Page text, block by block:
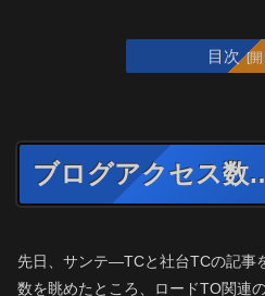
目次
ブログアクセス数
先日、サンテ―TCと社台TCの記事
数を眺めたところ、ロードTO関連